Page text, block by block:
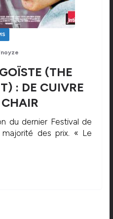
(THE
: DE CUIVRE
du dernier Festival de
des prix. « Le